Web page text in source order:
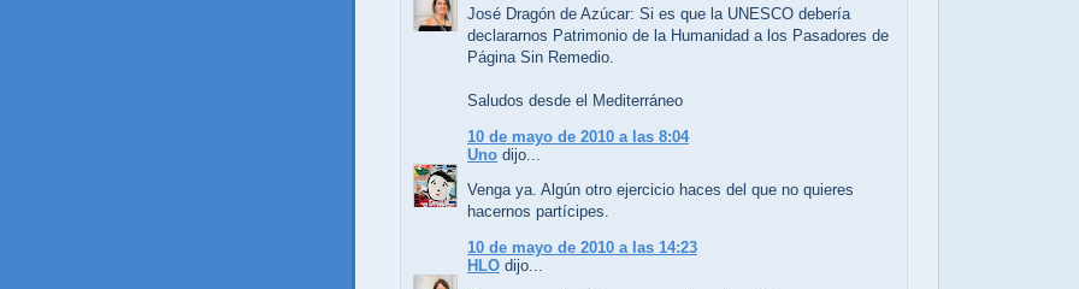
José Dragón de Azúcar: Si es que la UNESCO debería
declararnos Patrimonio de la Humanidad a los Pasadores de
Página Sin Remedio.
Saludos desde el Mediterráneo
10 de mayo de 2010 a las 8:04
Uno dijo...
Venga ya. Algún otro ejercicio haces del que no quieres
hacernos partícipes.
10 de mayo de 2010 a las 14:23
HLO dijo...